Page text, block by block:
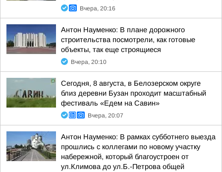
Вчера, 20:16
Антон Науменко: В плане дорожного
строительства посмотрели, как готовые
объекты, так еще строящиеся
Вчера, 20:10
Сегодня, 8 августа, в Белозерском округе
близ деревни Бузан проходит масштабный
фестиваль «Едем на Савин»
Вчера, 20:07
Антон Науменко: В рамках субботнего выезда
прошлись с коллегами по новому участку
набережной, который благоустроен от
ул.Климова до ул.Б.-Петрова общей